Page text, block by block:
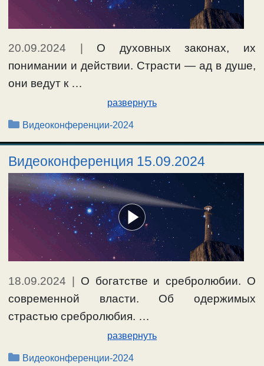
20.09.2024
О духовных законах, их
понимании и действии. Страсти — ад в душе,
они ведут к …
развернуть
Рубрики
Видеоконференции-2024
Видеоконференция 15.09.2024
18.09.2024 | О богатстве и сребролюбии. О
современной власти. Об одержимых
страстью сребролюбия. …
развернуть
Рубрики
Видеоконференции-2024